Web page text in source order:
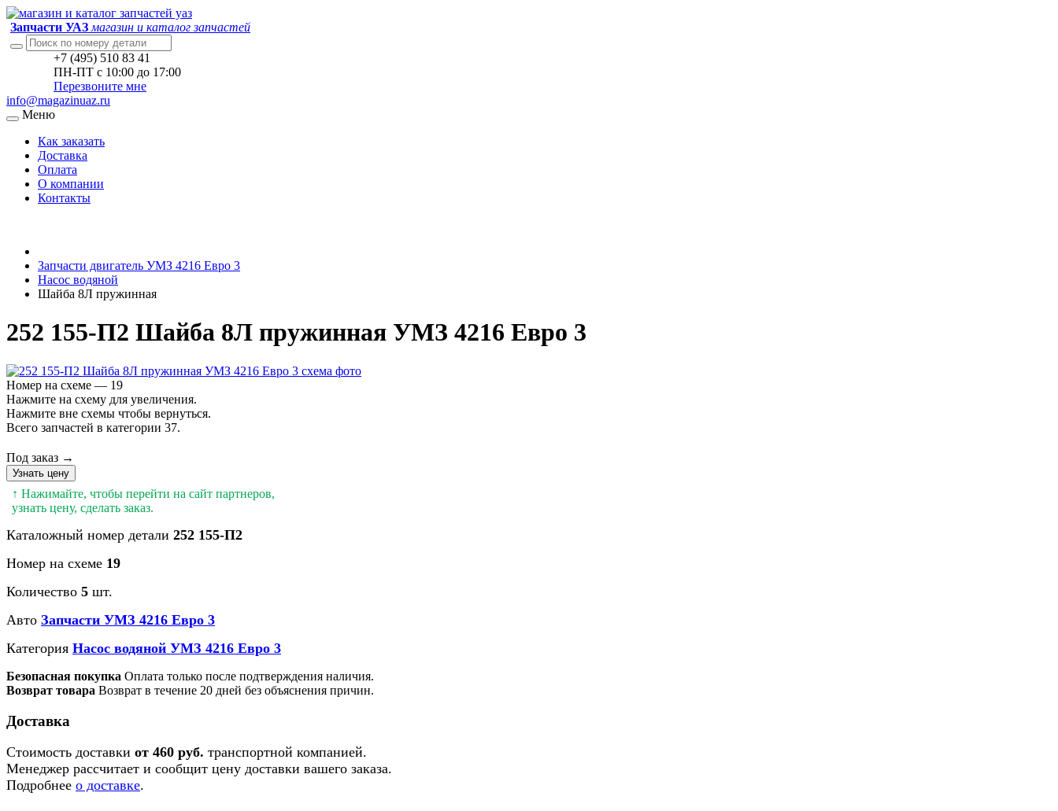
Запчасти УАЗ магазин и каталог запчастей
+7 (495) 510 83 41
ПН-ПТ с 10:00 до 17:00
Перезвоните мне
info@magazinuaz.ru
Меню
Как заказать
Доставка
Оплата
О компании
Контакты
Запчасти двигатель УМЗ 4216 Евро 3
Насос водяной
Шайба 8Л пружинная
252 155-П2 Шайба 8Л пружинная УМЗ 4216 Евро 3
Номер на схеме — 19
Нажмите на схему для увеличения.
Нажмите вне схемы чтобы вернуться.
Всего запчастей в категории 37.
Под заказ →
Узнать цену
↑ Нажимайте, чтобы перейти на сайт партнеров,
узнать цену, сделать заказ.
Каталожный номер детали 252 155-П2
Номер на схеме 19
Количество 5 шт.
Авто Запчасти УМЗ 4216 Евро 3
Категория Насос водяной УМЗ 4216 Евро 3
Безопасная покупка Оплата только после подтверждения наличия.
Возврат товара Возврат в течение 20 дней без объяснения причин.
Доставка
Стоимость доставки от 460 руб. транспортной компанией.
Менеджер рассчитает и сообщит цену доставки вашего заказа.
Подробнее о доставке.